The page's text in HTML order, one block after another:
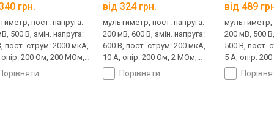
грн.
пост. напруга:
500 В, змін. напруга:
пост. струм: 2000 мкА,
опір: 200 Ом, 200 МОм,
меандру
порівняти
від 324 грн.
мультиметр, пост. напруга:
200 мВ, 600 В, змін. напруга:
600 В, пост. струм: 200 мкА,
10 А, опір: 200 Ом, 2 МОм,
перевірка транзистора
порівняти
від 489
мультиметр,
200 мВ, 500
500 В, пост.
5 А, опір:
перевірка
генератор